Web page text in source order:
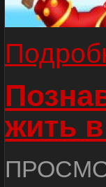
жить